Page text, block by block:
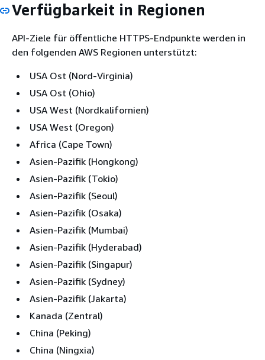
Verfügbarkeit in Regionen
API-Ziele für öffentliche HTTPS-Endpunkte werden in
den folgenden AWS Regionen unterstützt:
USA Ost (Nord-Virginia)
USA Ost (Ohio)
USA West (Nordkalifornien)
USA West (Oregon)
Africa (Cape Town)
Asien-Pazifik (Hongkong)
Asien-Pazifik (Tokio)
Asien-Pazifik (Seoul)
Asien-Pazifik (Osaka)
Asien-Pazifik (Mumbai)
Asien-Pazifik (Hyderabad)
Asien-Pazifik (Singapur)
Asien-Pazifik (Sydney)
Asien-Pazifik (Jakarta)
Kanada (Zentral)
China (Peking)
China (Ningxia)